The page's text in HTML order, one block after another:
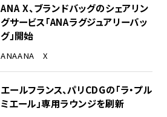
ANA X、ブランドバッグのシェアリン
グサービス「ANAラグジュアリーバッ
グ」開始
ANAANA X
エールフランス、パリCDGの「ラ・プル
ミエール」専用ラウンジを刷新